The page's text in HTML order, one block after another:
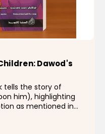
Dawod's
tells the story of
him), highlighting
as mentioned in